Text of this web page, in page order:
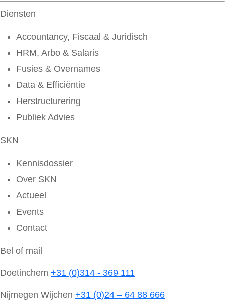
Diensten
Accountancy, Fiscaal & Juridisch
HRM, Arbo & Salaris
Fusies & Overnames
Data & Efficiëntie
Herstructurering
Publiek Advies
SKN
Kennisdossier
Over SKN
Actueel
Events
Contact
Bel of mail
Doetinchem +31 (0)314 - 369 111
Nijmegen Wijchen +31 (0)24 – 64 88 666